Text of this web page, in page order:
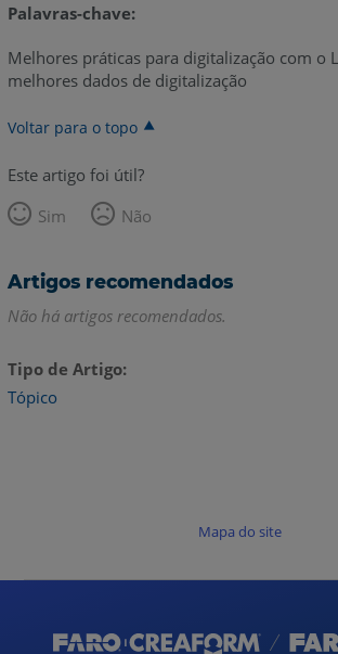
Palavras-chave:
Melhores práticas para digitalização com o
melhores dados de digitalização
Voltar para o topo
Este artigo foi útil?
Sim
Não
Artigos recomendados
Não há artigos recomendados.
Tipo de Artigo
Tópico
Mapa do site